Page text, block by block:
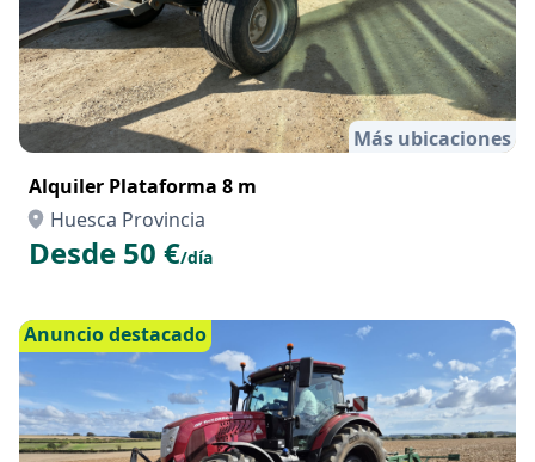
Más ubicaciones
Alquiler Plataforma 8 m
Huesca Provincia
Desde 50 €/día
Anuncio destacado